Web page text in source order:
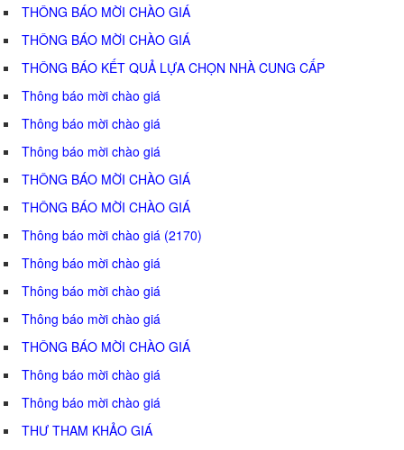
THÔNG BÁO MỜI CHÀO GIÁ
THÔNG BÁO MỜI CHÀO GIÁ
THÔNG BÁO KẾT QUẢ LỰA CHỌN NHÀ CUNG CẤP
Thông báo mời chào giá
Thông báo mời chào giá
Thông báo mời chào giá
THÔNG BÁO MỜI CHÀO GIÁ
THÔNG BÁO MỜI CHÀO GIÁ
Thông báo mời chào giá (2170)
Thông báo mời chào giá
Thông báo mời chào giá
Thông báo mời chào giá
THÔNG BÁO MỜI CHÀO GIÁ
Thông báo mời chào giá
Thông báo mời chào giá
THƯ THAM KHẢO GIÁ